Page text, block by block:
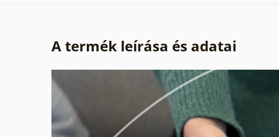
A termék leírása és adatai